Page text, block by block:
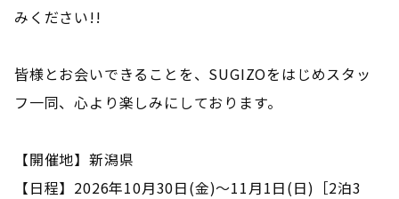
みください!!
皆様とお会いできることを、SUGIZOをはじめスタッ
フ一同、心より楽しみにしております。
【開催地】新潟県
【日程】2026年10月30日(金)〜11月1日(日)［2泊3